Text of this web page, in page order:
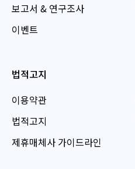
보고서 & 연구조사
이벤트
법적고지
이용약관
법적고지
제휴매체사 가이드라인